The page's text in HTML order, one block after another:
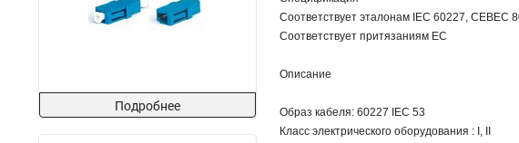
Подробнее
Соответствует эталонам IEC 60227, CEBEC
Соответствует притязаниям ЕС
Описание
Образ кабеля: 60227 IEC 53
Класс электрического оборудования : I, II